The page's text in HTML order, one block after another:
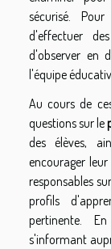
sécurisé.
d'effectuer
d'observer en
l'équipe
Au cours de
questions sur le
des élèves,
encourager
responsables
profils
pertinente.
s'informant